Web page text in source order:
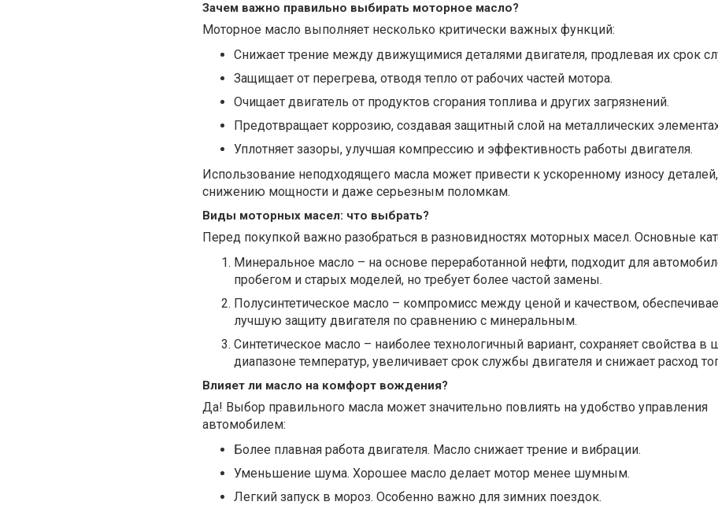
Зачем важно правильно выбирать моторное масло?
Моторное масло выполняет несколько критически важных функций:
Снижает трение между движущимися деталями двигателя, продлевая их срок
Защищает от перегрева, отводя тепло от рабочих частей мотора.
Очищает двигатель от продуктов сгорания топлива и других загрязнений.
Предотвращает коррозию, создавая защитный слой на металлических
Уплотняет зазоры, улучшая компрессию и эффективность работы двигателя.
Использование неподходящего масла может привести к ускоренному износу деталей,
снижению мощности и даже серьезным поломкам.
Виды моторных масел: что выбрать?
Перед покупкой важно разобраться в разновидностях моторных масел. Основные
Минеральное масло – на основе переработанной нефти, подходит для
пробегом и старых моделей, но требует более частой замены.
Полусинтетическое масло – компромисс между ценой и качеством,
лучшую защиту двигателя по сравнению с минеральным.
Синтетическое масло – наиболее технологичный вариант, сохраняет свойства в
диапазоне температур, увеличивает срок службы двигателя и снижает расход
Влияет ли масло на комфорт вождения?
Да! Выбор правильного масла может значительно повлиять на удобство управления
автомобилем:
Более плавная работа двигателя. Масло снижает трение и вибрации.
Уменьшение шума. Хорошее масло делает мотор менее шумным.
Легкий запуск в мороз. Особенно важно для зимних поездок.